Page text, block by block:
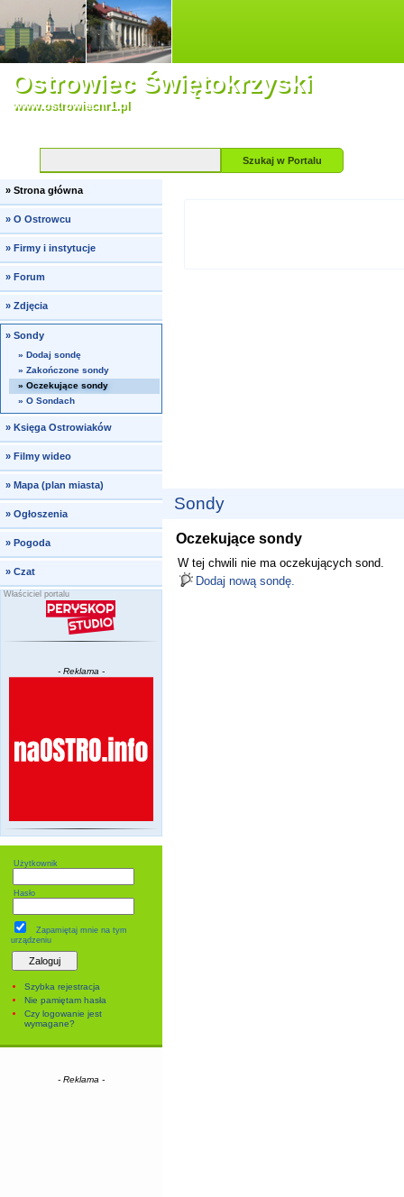
Ostrowiec Świętokrzyski
www.ostrowiecnr1.pl
Szukaj w Portalu
» Strona główna
» O Ostrowcu
» Firmy i instytucje
» Forum
» Zdjęcia
»Sondy
» Dodaj sondę
» Zakończone sondy
» Oczekujące sondy
» O Sondach
» Księga Ostrowiaków
» Filmy wideo
» Mapa (plan miasta)
» Ogłoszenia
» Pogoda
» Czat
Właściciel portalu
- Reklama -
Użytkownik
Hasło
Zapamiętaj mniena tym
urządzeniu
Szybka rejestracja
Nie pamiętam hasła
Czy logowanie jest
wymagane?
- Reklama -
Sondy
Oczekujące sondy
W tej chwili nie ma oczekujących sond.
Dodaj nową sondę.